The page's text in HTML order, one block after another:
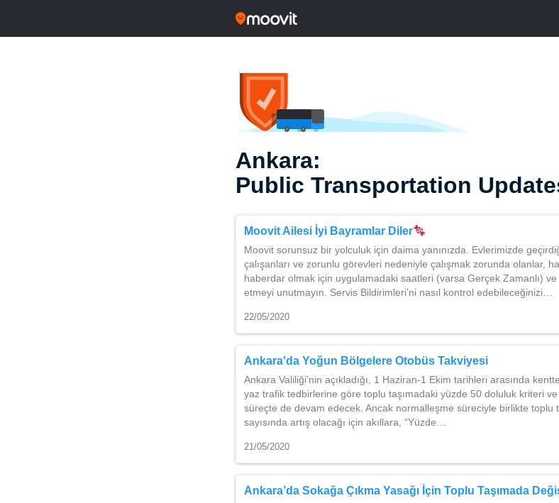
Ankara:
Public Transportation
Moovit Ailesi İyi Bayramlar Diler
Moovit sorunsuz bir yolculuk için daima yanınızda. Evlerimizde
çalışanları ve zorunlu görevleri nedeniyle çalışmak zorunda olanlar,
haberdar olmak için uygulamadaki saatleri (varsa Gerçek Zamanlı) ve
etmeyi unutmayın. Servis Bildirimleri’ni nasıl kontrol edebileceğinizi…
22/05/2020
Ankara'da Yoğun Bölgelere Otobüs Takviyesi
Ankara Valiliği’nin açıkladığı, 1 Haziran-1 Ekim tarihleri arasında
yaz trafik tedbirlerine göre toplu taşımadaki yüzde 50 doluluk kriteri
süreçte de devam edecek. Ancak normalleşme süreciyle birlikte toplu
sayısında artış olacağı için akıllara, “Yüzde…
21/05/2020
Ankara’da Sokağa Çıkma Yasağı İçin Toplu Taşımada